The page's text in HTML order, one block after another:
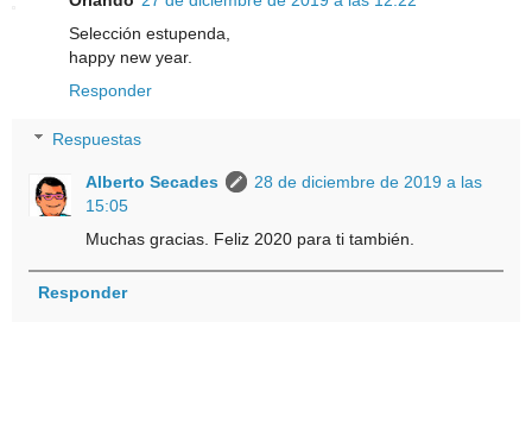
Selección estupenda,
happy new year.
Responder
Respuestas
Alberto Secades
28 de diciembre de 2019 a las
15:05
Muchas gracias. Feliz 2020 para ti también.
Responder